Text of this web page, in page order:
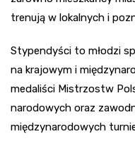
trenują w lokalnych i
Stypendyści to młodzi
na krajowym i
medaliści Mistrzostw
narodowych oraz
międzynarodowych